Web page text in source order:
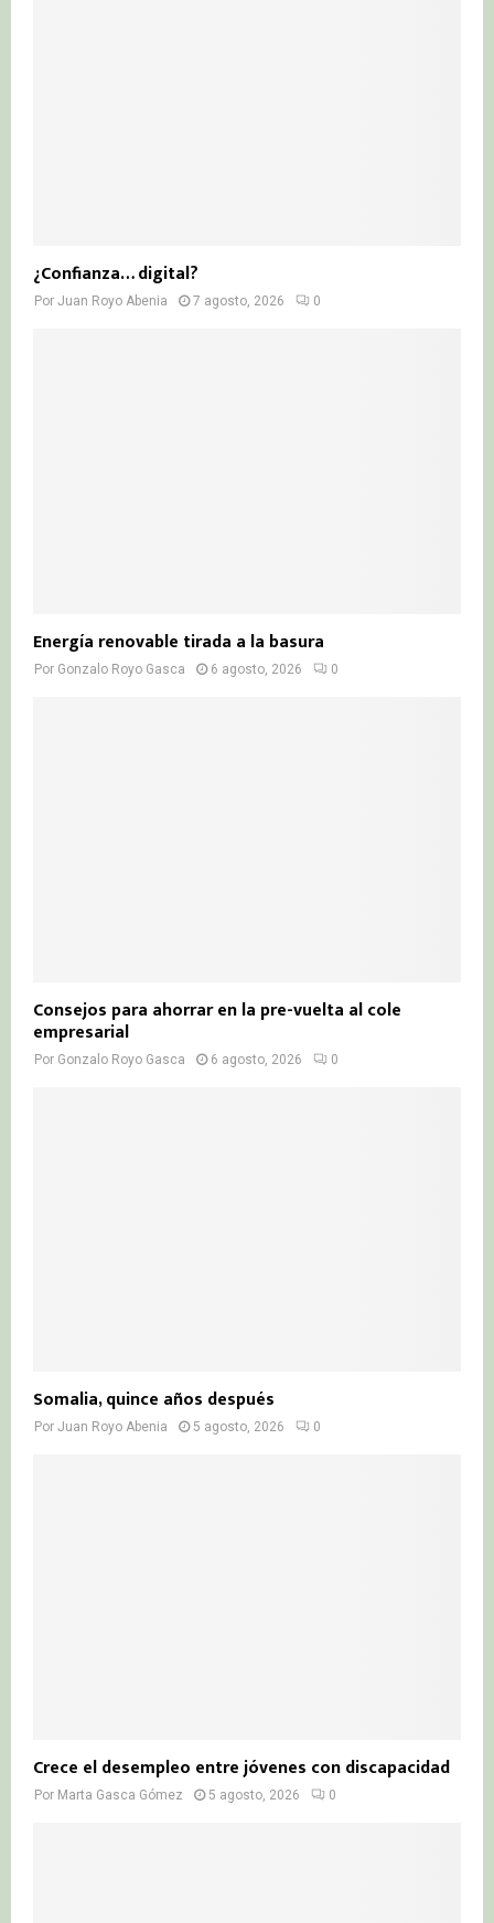
¿Confianza… digital?
Por Juan Royo Abenia 7 agosto, 2026 0
Energía renovable tirada a la basura
Por Gonzalo Royo Gasca 6 agosto, 2026 0
Consejos para ahorrar en la pre-vuelta al cole
empresarial
Por Gonzalo Royo Gasca 6 agosto, 2026 0
Somalia, quince años después
Por Juan Royo Abenia 5 agosto, 2026 0
Crece el desempleo entre jóvenes con discapacidad
Por Marta Gasca Gómez 5 agosto, 2026 0